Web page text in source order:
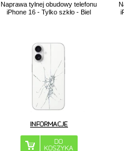
Naprawa tylnej obudowy telefonu
iPhone 16 - Tylko szkło - Biel